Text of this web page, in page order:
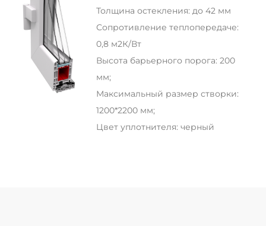
Толщина остекления: до 42 мм
Сопротивление теплопередаче:
0,8 м2К/Вт
Высота барьерного порога: 200
мм;
Максимальный размер створки:
1200*2200 мм;
Цвет уплотнителя: черный